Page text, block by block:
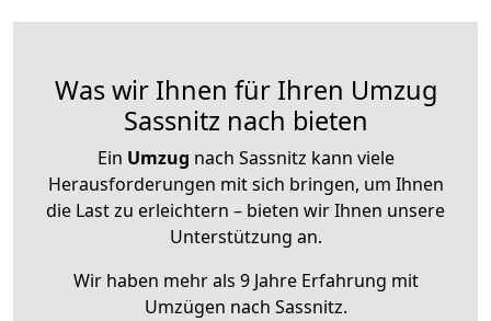
Was wir Ihnen für Ihren Umzug
Sassnitz nach bieten
Ein Umzug nach Sassnitz kann viele
Herausforderungen mit sich bringen, um Ihnen
die Last zu erleichtern – bieten wir Ihnen unsere
Unterstützung an.
Wir haben mehr als 9 Jahre Erfahrung mit
Umzügen nach Sassnitz.